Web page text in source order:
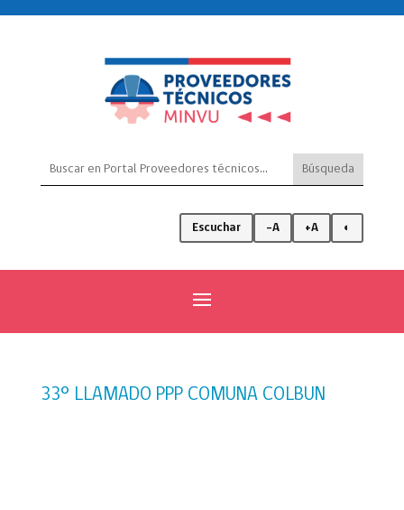
Escuchar -A +A ◐
33° LLAMADO PPP COMUNA COLBUN